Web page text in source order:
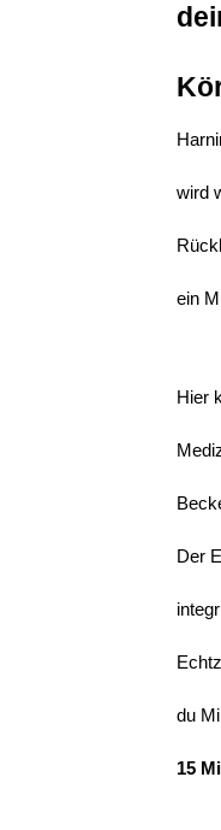
wird
ein
Hier
Der
du
15